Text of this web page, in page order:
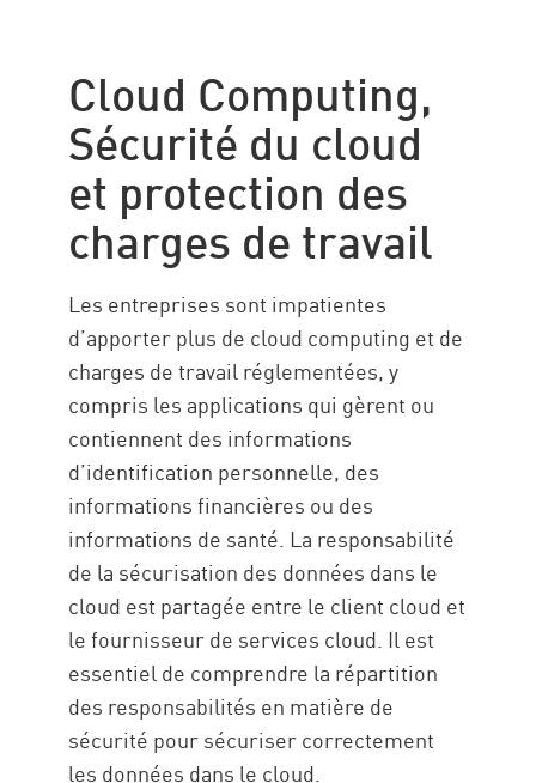
Cloud Computing,
Sécurité du cloud
et protection des
charges de travail
Les entreprises sont impatientes
d’apporter plus de cloud computing et de
charges de travail réglementées, y
compris les applications qui gèrent ou
contiennent des informations
d’identification personnelle, des
informations financières ou des
informations de santé. La responsabilité
de la sécurisation des données dans le
cloud est partagée entre le client cloud et
le fournisseur de services cloud. Il est
essentiel de comprendre la répartition
des responsabilités en matière de
sécurité pour sécuriser correctement
les données dans le cloud.